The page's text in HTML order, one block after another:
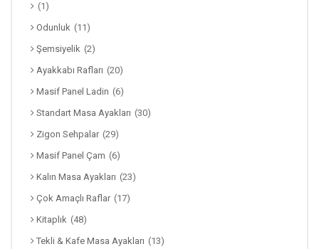
(1)
Odunluk (11)
Şemsiyelik (2)
Ayakkabı Rafları (20)
Masif Panel Ladin (6)
Standart Masa Ayakları (30)
Zigon Sehpalar (29)
Masif Panel Çam (6)
Kalın Masa Ayakları (23)
Çok Amaçlı Raflar (17)
Kitaplık (48)
Tekli & Kafe Masa Ayakları (13)